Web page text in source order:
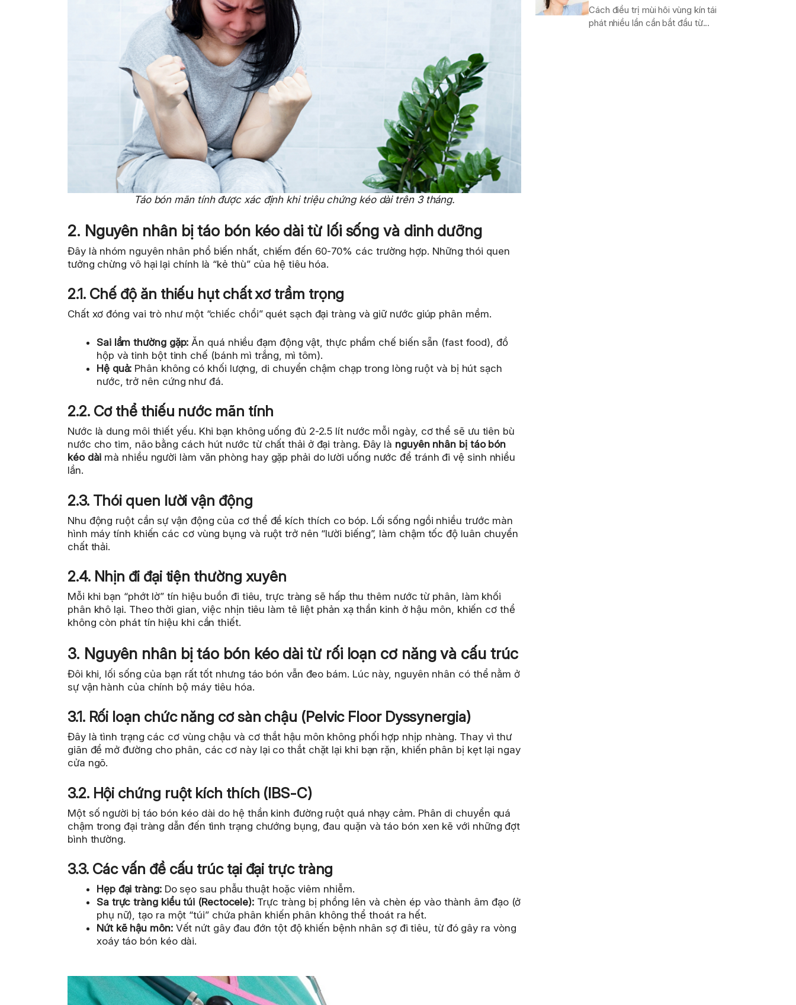
Táo bón mãn tính được xác định khi triệu chứng kéo dài trên 3 tháng.
2. Nguyên nhân bị táo bón kéo dài từ lối sống và dinh dưỡng
Đây là nhóm nguyên nhân phổ biến nhất, chiếm đến 60-70% các trường hợp. Những thói quen
tưởng chừng vô hại lại chính là “kẻ thù” của hệ tiêu hóa.
2.1. Chế độ ăn thiếu hụt chất xơ trầm trọng
Chất xơ đóng vai trò như một “chiếc chổi” quét sạch đại tràng và giữ nước giúp phân mềm.
Sai lầm thường gặp: Ăn quá nhiều đạm động vật, thực phẩm chế biến sẵn (fast food), đồ
hộp và tinh bột tinh chế (bánh mì trắng, mì tôm).
Hệ quả: Phân không có khối lượng, di chuyển chậm chạp trong lòng ruột và bị hút sạch
nước, trở nên cứng như đá.
2.2. Cơ thể thiếu nước mãn tính
Nước là dung môi thiết yếu. Khi bạn không uống đủ 2-2.5 lít nước mỗi ngày, cơ thể sẽ ưu tiên bù
nước cho tim, não bằng cách hút nước từ chất thải ở đại tràng. Đây là nguyên nhân bị táo bón
kéo dài mà nhiều người làm văn phòng hay gặp phải do lười uống nước để tránh đi vệ sinh nhiều
lần.
2.3. Thói quen lười vận động
Nhu động ruột cần sự vận động của cơ thể để kích thích co bóp. Lối sống ngồi nhiều trước màn
hình máy tính khiến các cơ vùng bụng và ruột trở nên “lười biếng”, làm chậm tốc độ luân chuyển
chất thải.
2.4. Nhịn đi đại tiện thường xuyên
Mỗi khi bạn “phớt lờ” tín hiệu buồn đi tiêu, trực tràng sẽ hấp thu thêm nước từ phân, làm khối
phân khô lại. Theo thời gian, việc nhịn tiêu làm tê liệt phản xạ thần kinh ở hậu môn, khiến cơ thể
không còn phát tín hiệu khi cần thiết.
3. Nguyên nhân bị táo bón kéo dài từ rối loạn cơ năng và cấu trúc
Đôi khi, lối sống của bạn rất tốt nhưng táo bón vẫn đeo bám. Lúc này, nguyên nhân có thể nằm ở
sự vận hành của chính bộ máy tiêu hóa.
3.1. Rối loạn chức năng cơ sàn chậu (Pelvic Floor Dyssynergia)
Đây là tình trạng các cơ vùng chậu và cơ thắt hậu môn không phối hợp nhịp nhàng. Thay vì thư
giãn để mở đường cho phân, các cơ này lại co thắt chặt lại khi bạn rặn, khiến phân bị kẹt lại ngay
cửa ngõ.
3.2. Hội chứng ruột kích thích (IBS-C)
Một số người bị táo bón kéo dài do hệ thần kinh đường ruột quá nhạy cảm. Phân di chuyển quá
chậm trong đại tràng dẫn đến tình trạng chướng bụng, đau quặn và táo bón xen kẽ với những đợt
bình thường.
3.3. Các vấn đề cấu trúc tại đại trực tràng
Hẹp đại tràng:Do sẹo sau phẫu thuật hoặc viêm nhiễm.
Sa trực tràng kiểu túi (Rectocele): Trực tràng bị phồng lên và chèn ép vào thành âm đạo (ở
phụ nữ), tạo ra một “túi” chứa phân khiến phân không thể thoát ra hết.
Nứt kẽ hậu môn:Vết nứt gây đau đớn tột độ khiến bệnh nhân sợ đi tiêu, từ đó gây ra vòng
xoáy táo bón kéo dài.
Cách điều trị mùi hôi vùng kín tái
phát nhiều lần cần bắt đầu từ...